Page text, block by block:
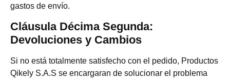
gastos de envío.
Cláusula Décima Segunda:
Devoluciones y Cambios
Si no está totalmente satisfecho con el pedido, Productos
Qikely S.A.S se encargaran de solucionar el problema